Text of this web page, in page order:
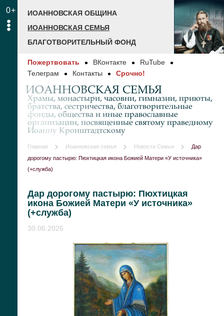
0+
ИОАННОВСКАЯ ОБЩИНА
ИОАННОВСКАЯ СЕМЬЯ
БЛАГОТВОРИТЕЛЬНЫЙ ФОНД
Пожертвовать ВКонтакте
RuTube
Телеграм
Контакты Срочно!
ИОАННОВСКАЯ СЕМЬЯ
Храмы, монастыри, часовни, гимназии, приюты,
братства, сестричества, благотворительные
фонды, общества и иные православные
организации, посвященные святому праведному
Иоанну Кронштадтскому
Главная Иоанновская семья Новости Семьи
Дар
дорогому пастырю: Пюхтицкая икона Божией Матери «У источника»
(+служба)
Дар дорогому пастырю: Пюхтицкая
икона Божией Матери «У источника»
(+служба)
30.06.2026